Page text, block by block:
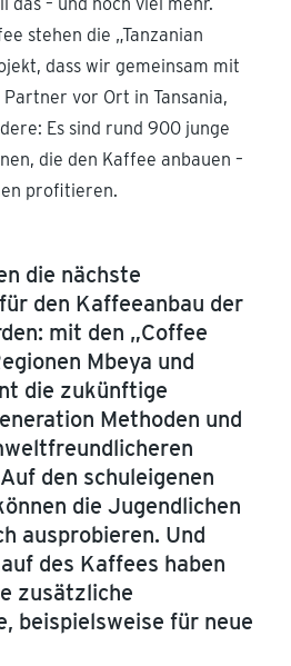
das – und noch viel mehr.
stehen die „Tanzanian
dass wir gemeinsam mit
vor Ort in Tansania,
Es sind rund 900 junge
die den Kaffee anbauen –
profitieren.
die nächste
den Kaffeeanbau der
mit den „Coffee
Mbeya und
die zukünftige
Methoden und
den schuleigenen
die Jugendlichen
ausprobieren. Und
des Kaffees haben
zusätzliche
beispielsweise für neue